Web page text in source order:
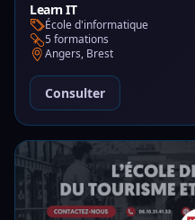
Learn IT
École d'informatique
5 formations
Angers, Brest
Consulter